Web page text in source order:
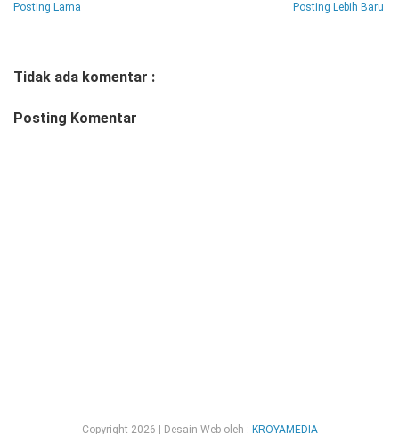
Posting Lama Posting Lebih Baru
Tidak ada komentar :
Posting Komentar
Copyright 2026 | Desain Web oleh : KROYAMEDIA